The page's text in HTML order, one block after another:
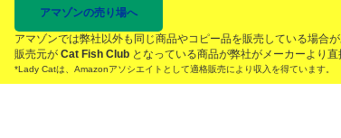
アマゾンの売り場へ
アマゾンでは弊社以外も同じ商品やコピー品を販売している場合が
販売元が Cat Fish Club となっている商品が弊社がメーカーより
*Lady Catは、Amazonアソシエイトとして適格販売により収入を得ています。